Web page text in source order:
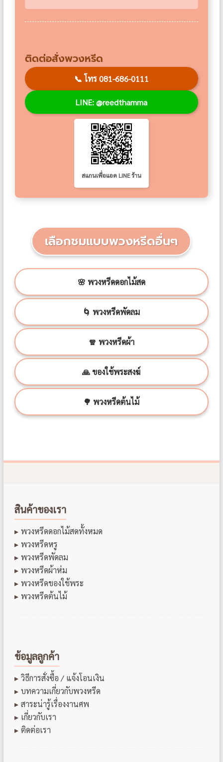
ติดต่อสั่งพวงหรีด
📞 โทร 081-686-0111
LINE: @reedthamma
สแกนเพื่อแอด LINE ร้าน
เลือกชมแบบพวงหรีดอื่นๆ
🌸 พวงหรีดดอกไม้สด
🌀 พวงหรีดพัดลม
🧣 พวงหรีดผ้า
🙏 ของใช้พระสงฆ์
🌳 พวงหรีดต้นไม้
สินค้าของเรา
พวงหรีดดอกไม้สดทั้งหมด
พวงหรีดหรู
พวงหรีดพัดลม
พวงหรีดผ้าห่ม
พวงหรีดของใช้พระ
พวงหรีดต้นไม้
ข้อมูลลูกค้า
วิธีการสั่งซื้อ / แจ้งโอนเงิน
บทความเกี่ยวกับพวงหรีด
สาระน่ารู้เรื่องงานศพ
เกี่ยวกับเรา
ติดต่อเรา